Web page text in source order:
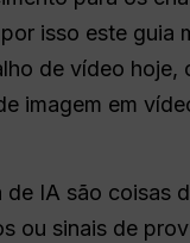
isso este guia
de vídeo hoje,
imagem em
de IA são coisas
ou sinais de